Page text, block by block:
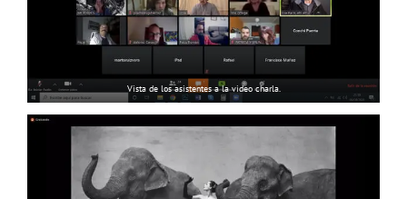
Vista de los asistentes a la video charla.